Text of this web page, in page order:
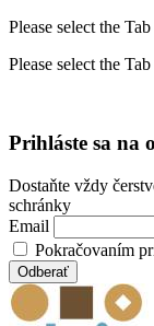
Please select the
Please select the
Prihláste sa na
Dostaňte vždy
schránky
Email
Pokračovaním